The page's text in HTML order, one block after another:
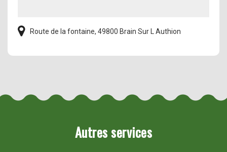
Route de la fontaine, 49800 Brain Sur L Authion
Autres services